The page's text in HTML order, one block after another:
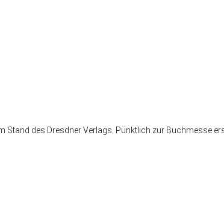
Stand des Dresdner Verlags. Pünktlich zur Buchmesse